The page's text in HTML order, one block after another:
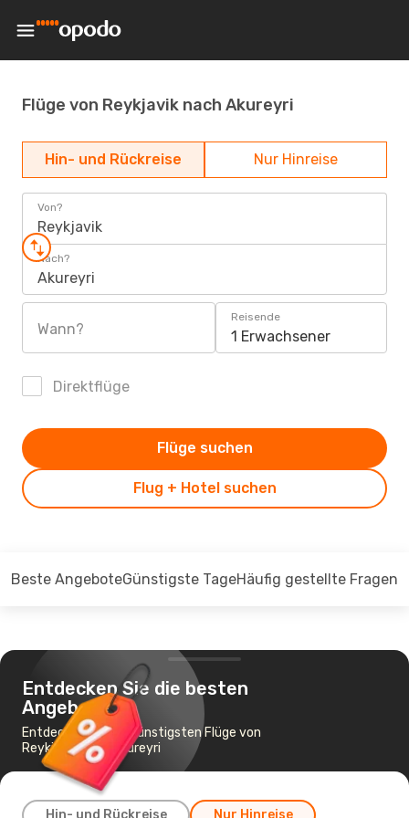
Flüge von Reykjavik nach Akureyri
Hin- und Rückreise Nur Hinreise
Von?
Reykjavik
Nach?
Akureyri
Wann?
Reisende
1 Erwachsener
Direktflüge
Flug + Hotel suchen
Flüge suchen
Beste AngeboteGünstigste TageHäufig gestellte Fragen
Entdecken Sie die besten
Angebote
Entdecken Sie die günstigsten Flüge von
Reykjavik nach Akureyri
Hin- und Rückreise Nur Hinreise